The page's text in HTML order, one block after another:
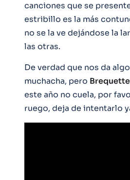
canciones que se
estribillo es la más
no se la ve dejándose la
las otras.
De verdad que nos da
muchacha, pero Brequette
este año no cuela, por
ruego, deja de intentarlo